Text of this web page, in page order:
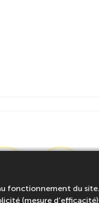
- Randonnée
fonctionnement du
(mesure